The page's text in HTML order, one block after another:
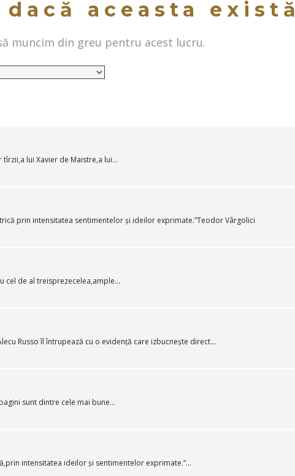
aceasta există
muncim din greu pentru acest lucru.
lui Xavier de Maistre,a lui...
prin intensitatea sentimentelor și ideilor exprimate.”Teodor Vârgolici
cel de al treisprezecelea,ample...
Russo îl întrupează cu o evidență care izbucnește direct...
sunt dintre cele mai bune...
intensitatea ideilor și sentimentelor exprimate.”...